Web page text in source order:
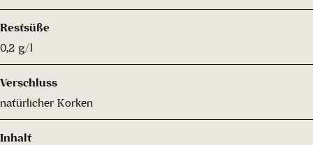
Restsüße
0,2 g/l
Verschluss
natürlicher Korken
Inhalt